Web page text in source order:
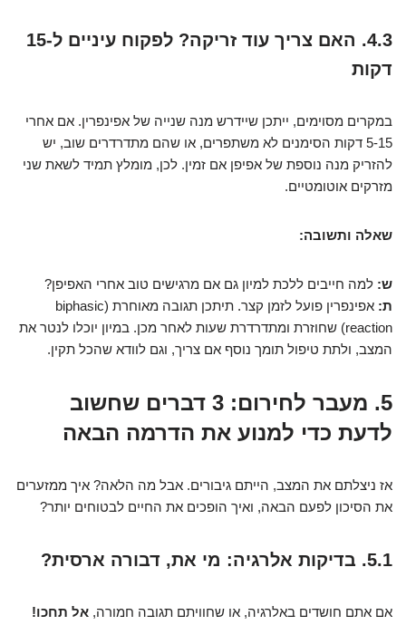
4.3. האם צריך עוד זריקה? לפקוח עיניים ל-15
דקות
במקרים מסוימים, ייתכן שיידרש מנה שנייה של אפינפרין. אם אחרי
5-15 דקות הסימנים לא משתפרים, או שהם מתדרדרים שוב, יש
להזריק מנה נוספת של אפיפן אם זמין. לכן, מומלץ תמיד לשאת שני
מזרקים אוטומטיים.
שאלה ותשובה:
ש: למה חייבים ללכת למיון גם אם מרגישים טוב אחרי האפיפן?
ת:
אפינפרין פועל לזמן קצר. תיתכן תגובה מאוחרת (biphasic
reaction) שחוזרת ומתדרדרת שעות לאחר מכן. במיון יוכלו לנטר את
המצב, ולתת טיפול תומך נוסף אם צריך, וגם לוודא שהכל תקין.
5. מעבר לחירום: 3 דברים שחשוב
לדעת כדי למנוע את הדרמה הבאה
אז ניצלתם את המצב, הייתם גיבורים. אבל מה הלאה? איך ממזערים
את הסיכון לפעם הבאה, ואיך הופכים את החיים לבטוחים יותר?
5.1. בדיקות אלרגיה: מי את, דבורה ארסית?
אם אתם חושדים באלרגיה, או שחוויתם תגובה חמורה, אל תחכו!